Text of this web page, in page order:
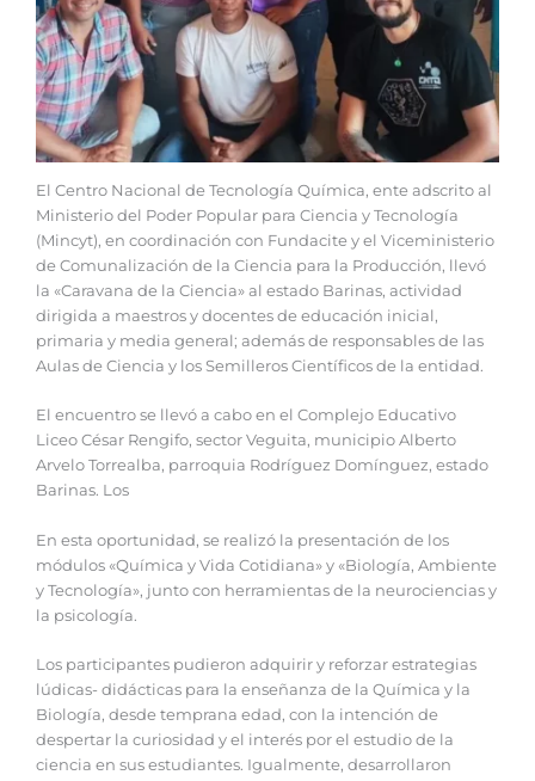
El Centro Nacional de Tecnología Química, ente adscrito al
Ministerio del Poder Popular para Ciencia y Tecnología
(Mincyt), en coordinación con Fundacite y el Viceministerio
de Comunalización de la Ciencia para la Producción, llevó
la «Caravana de la Ciencia» al estado Barinas, actividad
dirigida a maestros y docentes de educación inicial,
primaria y media general; además de responsables de las
Aulas de Ciencia y los Semilleros Científicos de la entidad.
El encuentro se llevó a cabo en el Complejo Educativo
Liceo César Rengifo, sector Veguita, municipio Alberto
Arvelo Torrealba, parroquia Rodríguez Domínguez, estado
Barinas. Los
En esta oportunidad, se realizó la presentación de los
módulos «Química y Vida Cotidiana» y «Biología, Ambiente
y Tecnología», junto con herramientas de la neurociencias y
la psicología.
Los participantes pudieron adquirir y reforzar estrategias
lúdicas- didácticas para la enseñanza de la Química y la
Biología, desde temprana edad, con la intención de
despertar la curiosidad y el interés por el estudio de la
ciencia en sus estudiantes. Igualmente, desarrollaron